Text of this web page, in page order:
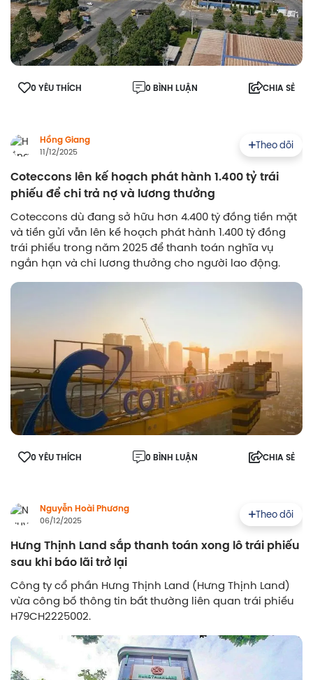
0 YÊU THÍCH 0 BÌNH LUẬN CHIA SẺ
Hồng Giang
11/12/2025
Theo dõi
Coteccons lên kế hoạch phát hành 1.400 tỷ trái
phiếu để chi trả nợ và lương thưởng
Coteccons dù đang sở hữu hơn 4.400 tỷ đồng tiền mặt
và tiền gửi vẫn lên kế hoạch phát hành 1.400 tỷ đồng
trái phiếu trong năm 2025 để thanh toán nghĩa vụ
ngắn hạn và chi lương thưởng cho người lao động.
0 YÊU THÍCH 0 BÌNH LUẬN CHIA SẺ
Nguyễn Hoài Phương
06/12/2025
Theo dõi
Hưng Thịnh Land sắp thanh toán xong lô trái phiếu
sau khi báo lãi trở lại
Công ty cổ phần Hưng Thịnh Land (Hưng Thịnh Land)
vừa công bố thông tin bất thường liên quan trái phiếu
H79CH2225002.